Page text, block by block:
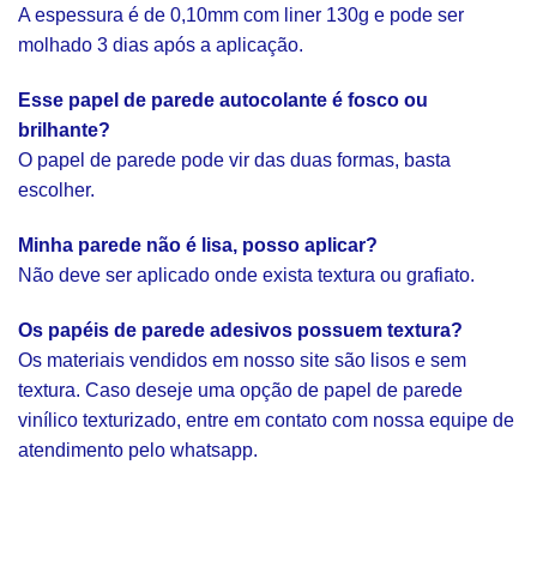
A espessura é de 0,10mm com liner 130g e pode ser
molhado 3 dias após a aplicação.
Esse papel de parede autocolante é fosco ou
brilhante?
O papel de parede pode vir das duas formas, basta
escolher.
Minha parede não é lisa, posso aplicar?
Não deve ser aplicado onde exista textura ou grafiato.
Os papéis de parede adesivos possuem textura?
Os materiais vendidos em nosso site são lisos e sem
textura. Caso deseje uma opção de papel de parede
vinílico texturizado, entre em contato com nossa equipe de
atendimento pelo whatsapp.